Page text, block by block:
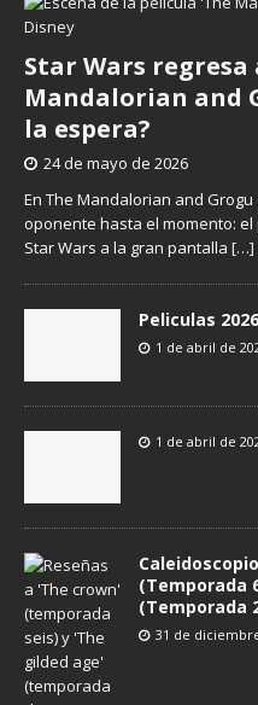
Star Wars regresa
Mandalorian and
la espera?
24 de mayo de 2026
En The Mandalorian and
oponente hasta el momento:
Star Wars a la gran pantalla […]
Peliculas 2026
1 de abril de
1 de abril de
(Temporada
(Temporada
31 de